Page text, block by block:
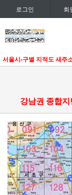
로그인 회
서울시-구별 지적도 새주
강남권 종합